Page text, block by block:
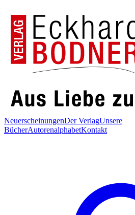
NeuerscheinungenDer VerlagUnsere
BücherAutorenalphabetKontakt